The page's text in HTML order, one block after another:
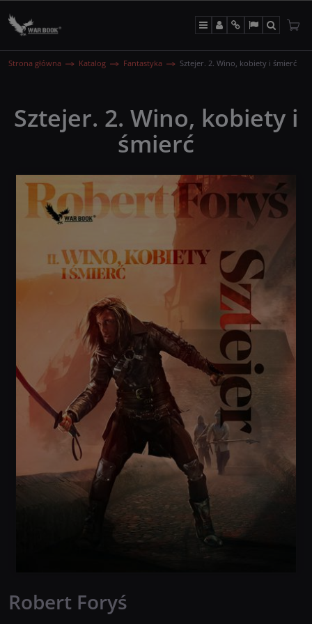
MenuPanel
Info LangSzukaj
Strona główna Katalog Fantastyka Sztejer. 2. Wino, kobiety i śmierć
Sztejer. 2. Wino, kobiety i
śmierć
Robert Foryś